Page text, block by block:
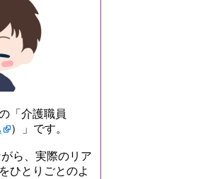
「介護職員
）」です。
ら、実際のリア
ひとりごとのよ